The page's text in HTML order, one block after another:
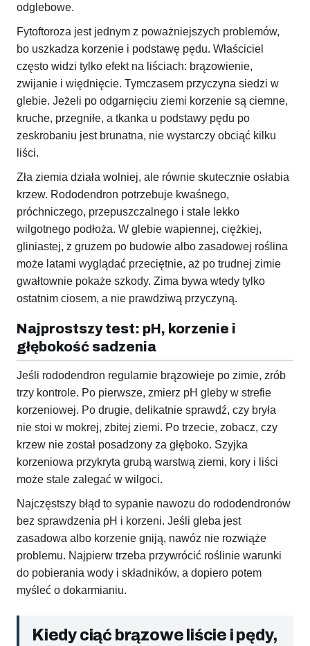
odglebowe.
Fytoftoroza jest jednym z poważniejszych problemów,
bo uszkadza korzenie i podstawę pędu. Właściciel
często widzi tylko efekt na liściach: brązowienie,
zwijanie i więdnięcie. Tymczasem przyczyna siedzi w
glebie. Jeżeli po odgarnięciu ziemi korzenie są ciemne,
kruche, przegniłe, a tkanka u podstawy pędu po
zeskrobaniu jest brunatna, nie wystarczy obciąć kilku
liści.
Zła ziemia działa wolniej, ale równie skutecznie osłabia
krzew. Rododendron potrzebuje kwaśnego,
próchniczego, przepuszczalnego i stale lekko
wilgotnego podłoża. W glebie wapiennej, ciężkiej,
gliniastej, z gruzem po budowie albo zasadowej roślina
może latami wyglądać przeciętnie, aż po trudnej zimie
gwałtownie pokaże szkody. Zima bywa wtedy tylko
ostatnim ciosem, a nie prawdziwą przyczyną.
Najprostszy test: pH, korzenie i
głębokość sadzenia
Jeśli rododendron regularnie brązowieje po zimie, zrób
trzy kontrole. Po pierwsze, zmierz pH gleby w strefie
korzeniowej. Po drugie, delikatnie sprawdź, czy bryła
nie stoi w mokrej, zbitej ziemi. Po trzecie, zobacz, czy
krzew nie został posadzony za głęboko. Szyjka
korzeniowa przykryta grubą warstwą ziemi, kory i liści
może stale zalegać w wilgoci.
Najczęstszy błąd to sypanie nawozu do rododendronów
bez sprawdzenia pH i korzeni. Jeśli gleba jest
zasadowa albo korzenie gniją, nawóz nie rozwiąże
problemu. Najpierw trzeba przywrócić roślinie warunki
do pobierania wody i składników, a dopiero potem
myśleć o dokarmianiu.
Kiedy ciąć brązowe liście i pędy,